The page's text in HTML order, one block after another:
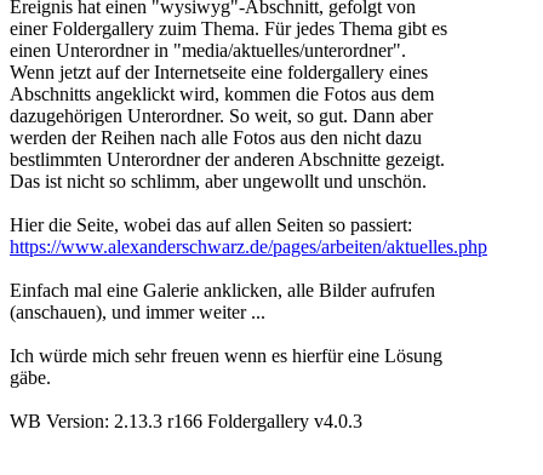
Ereignis hat einen "wysiwyg"-Abschnitt, gefolgt von
einer Foldergallery zuim Thema. Für jedes Thema gibt es
einen Unterordner in "media/aktuelles/unterordner".
Wenn jetzt auf der Internetseite eine foldergallery eines
Abschnitts angeklickt wird, kommen die Fotos aus dem
dazugehörigen Unterordner. So weit, so gut. Dann aber
werden der Reihen nach alle Fotos aus den nicht dazu
bestlimmten Unterordner der anderen Abschnitte gezeigt.
Das ist nicht so schlimm, aber ungewollt und unschön.
Hier die Seite, wobei das auf allen Seiten so passiert:
https://www.alexanderschwarz.de/pages/arbeiten/aktuelles.php
Einfach mal eine Galerie anklicken, alle Bilder aufrufen
(anschauen), und immer weiter ...
Ich würde mich sehr freuen wenn es hierfür eine Lösung
gäbe.
WB Version: 2.13.3 r166 Foldergallery v4.0.3